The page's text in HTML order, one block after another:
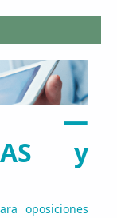
—
y
oposiciones